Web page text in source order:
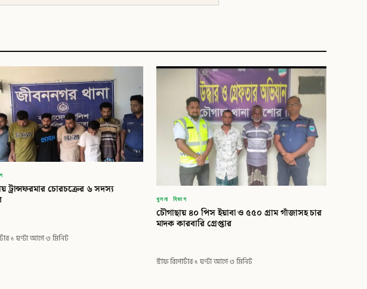
ট্রান্সফরমার চোরচক্রের ৬ সদস্য
·১ ঘণ্টা আগে·৩ মিনিট
খুলনা বিভাগ
চৌগাছায় ৪০ পিস ইয়াবা ও ৫৫০ গ্রাম গাঁজাসহ চার
মাদক কারবারি গ্রেপ্তার
স্টাফ রিপোর্টার·১ ঘণ্টা আগে·৩ মিনিট